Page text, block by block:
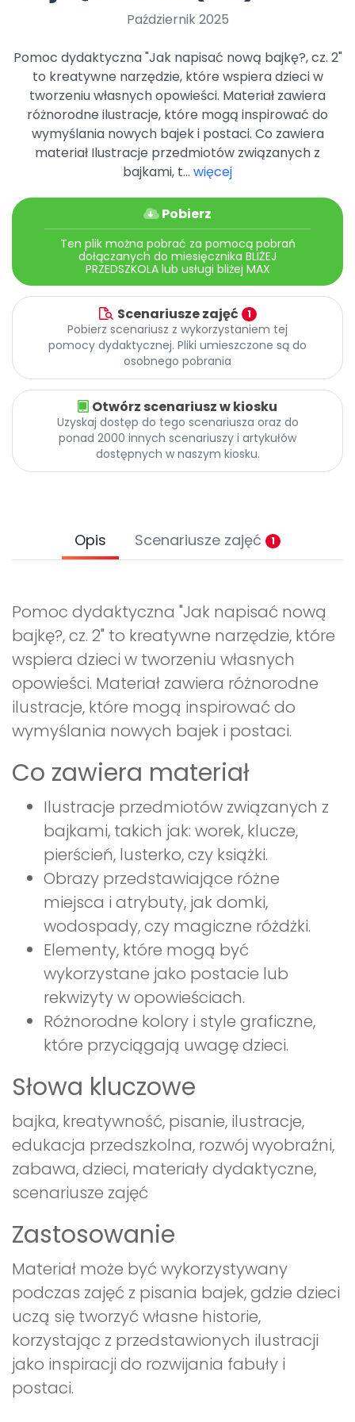
Archiwalne numery
Październik 2025
Pomoc dydaktyczna "Jak napisać nową bajkę?, cz. 2"
to kreatywne narzędzie, które wspiera dzieci w
tworzeniu własnych opowieści. Materiał zawiera
różnorodne ilustracje, które mogą inspirować do
wymyślania nowych bajek i postaci. Co zawiera
materiał Ilustracje przedmiotów związanych z
bajkami, t... więcej
Pobierz
Ten plik można pobrać za pomocą pobrań
dołączanych do miesięcznika BLIŻEJ
PRZEDSZKOLA lub usługi bliżej MAX
Scenariusze zajęć 1
Pobierz scenariusz z wykorzystaniem tej
pomocy dydaktycznej. Pliki umieszczone są do
osobnego pobrania
Otwórz scenariusz w kiosku
Uzyskaj dostęp do tego scenariusza oraz do
ponad 2000 innych scenariuszy i artykułów
dostępnych w naszym kiosku.
Opis Scenariusze zajęć 1
Pomoc dydaktyczna "Jak napisać nową
bajkę?, cz. 2" to kreatywne narzędzie, które
wspiera dzieci w tworzeniu własnych
opowieści. Materiał zawiera różnorodne
ilustracje, które mogą inspirować do
wymyślania nowych bajek i postaci.
Co zawiera materiał
Ilustracje przedmiotów związanych z
bajkami, takich jak: worek, klucze,
pierścień, lusterko, czy książki.
Obrazy przedstawiające różne
miejsca i atrybuty, jak domki,
wodospady, czy magiczne różdżki.
Elementy, które mogą być
wykorzystane jako postacie lub
rekwizyty w opowieściach.
Różnorodne kolory i style graficzne,
które przyciągają uwagę dzieci.
Słowa kluczowe
bajka, kreatywność, pisanie, ilustracje,
edukacja przedszkolna, rozwój wyobraźni,
zabawa, dzieci, materiały dydaktyczne,
scenariusze zajęć
Zastosowanie
Materiał może być wykorzystywany
podczas zajęć z pisania bajek, gdzie dzieci
uczą się tworzyć własne historie,
korzystając z przedstawionych ilustracji
jako inspiracji do rozwijania fabuły i
postaci.